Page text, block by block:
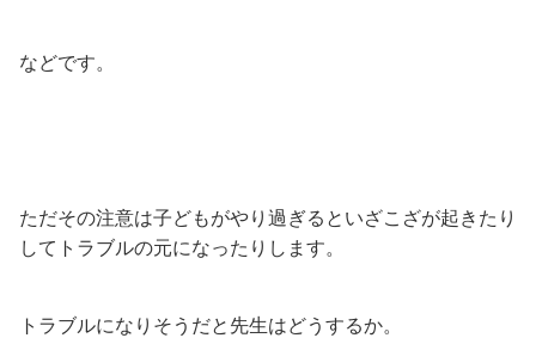
などです。
ただその注意は子どもがやり過ぎるといざこざが起きたり
してトラブルの元になったりします。
トラブルになりそうだと先生はどうするか。